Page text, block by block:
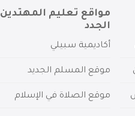
مواقع تعليم المهتدين
الجدد
أكاديمية سبيلي
موقع المسلم الجديد
موقع الصلاة في الإسلام